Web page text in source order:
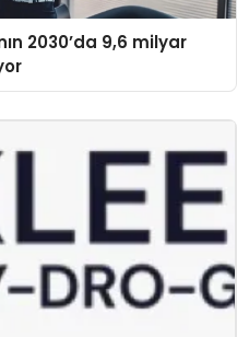
2030’da 9,6 milyar